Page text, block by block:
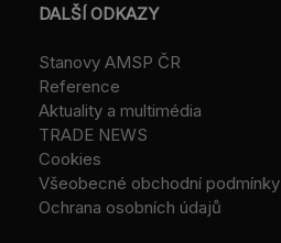
DALŠÍ ODKAZY
Stanovy AMSP ČR
Reference
Aktuality a multimédia
TRADE NEWS
Cookies
Všeobecné obchodní podmínky
Ochrana osobních údajů